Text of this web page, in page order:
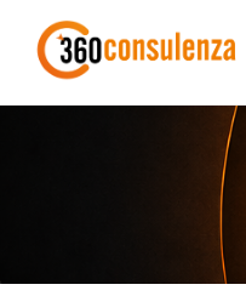
Inizia a